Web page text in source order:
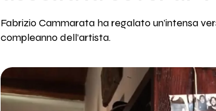
Fabrizio Cammarata ha regalato un’intensa
compleanno dell’artista.